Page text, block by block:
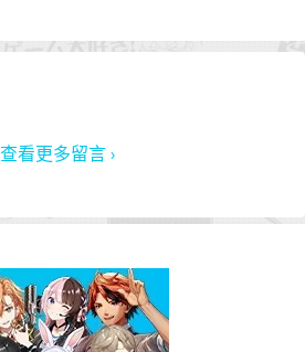
查看更多留言 ›